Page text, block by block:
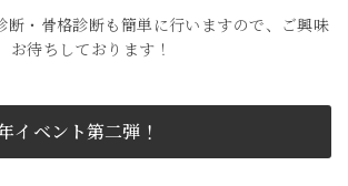
断・骨格診断も簡単に行いますので、ご興味
お待ちしております！
イベント第二弾！